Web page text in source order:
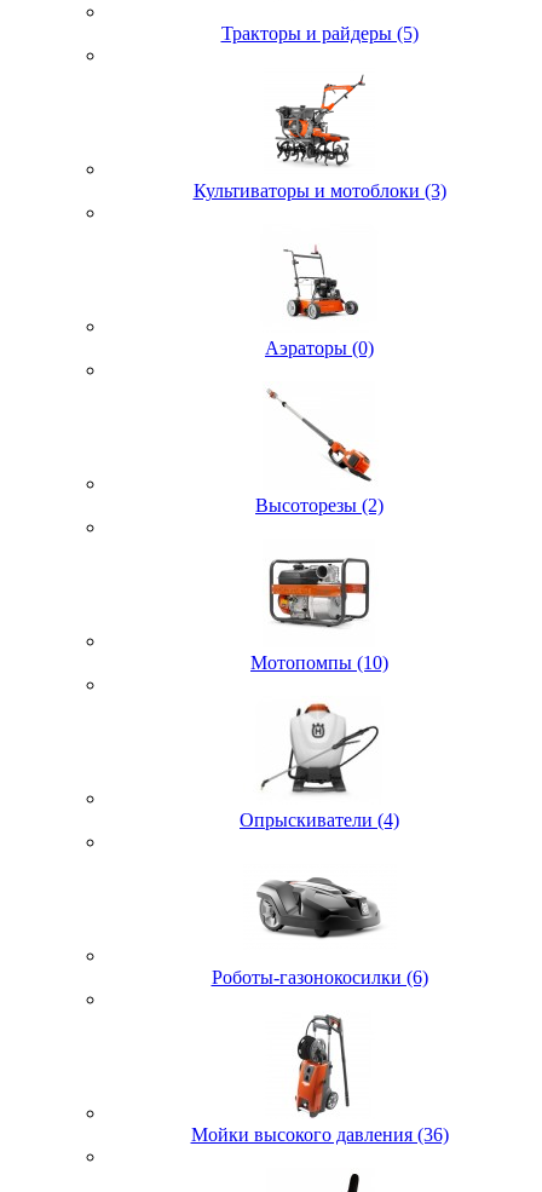
Тракторы и райдеры (5)
Культиваторы и мотоблоки (3)
Аэраторы (0)
Высоторезы (2)
Мотопомпы (10)
Опрыскиватели (4)
Роботы-газонокосилки (6)
Мойки высокого давления (36)